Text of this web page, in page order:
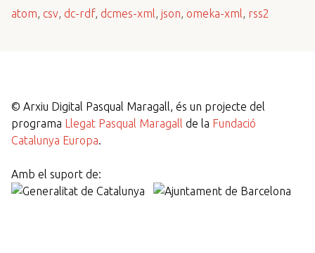
atom, csv, dc-rdf, dcmes-xml, json, omeka-xml, rss2
© Arxiu Digital Pasqual Maragall, és un projecte del
programa Llegat Pasqual Maragall de la Fundació
Catalunya Europa.
Amb el suport de: